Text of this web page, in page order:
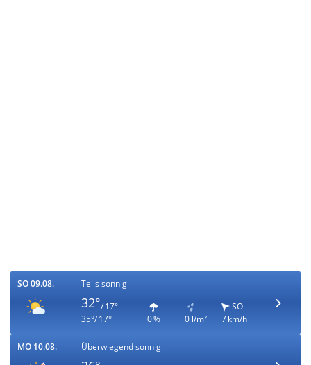
SO 09.08. Teils sonnig
32°/ 17°
35°/ 17°
0 % 0 l/m²
SO
7 km/h
MO 10.08. Überwiegend sonnig